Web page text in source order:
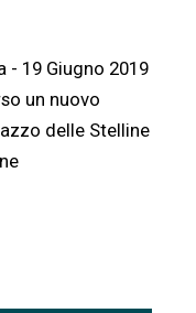
- 19 Giugno 2019
un nuovo
delle Stelline